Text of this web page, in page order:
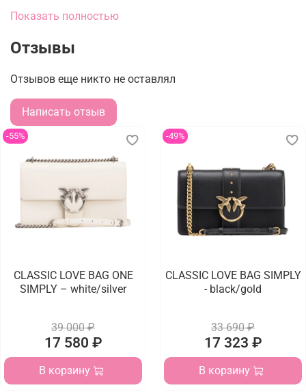
Показать полностью
Отзывы
Отзывов еще никто не оставлял
Написать отзыв
-55%
CLASSIC LOVE BAG ONE
SIMPLY – white/silver
39 000 ₽
17 580 ₽
В корзину
-49%
CLASSIC LOVE BAG SIMPLY
- black/gold
33 690 ₽
17 323 ₽
В корзину